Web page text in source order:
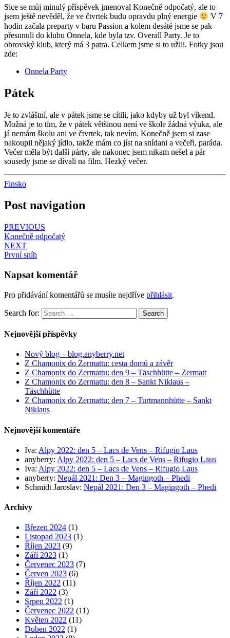
Sice se můj minulý příspěvek jmenoval Konečně odpočatý, ale to
jsem ještě nevěděl, že ve čtvrtek budu opravdu plný energie
V 7
hodin začala preparty v baru Passion a kolem desáté jsme se pak
přesunuli do klubu Onnela, kde byla tzv. Overall Party. Je to
obrovský klub, který má 3 patra. Celkem jsme si to užili. Fotky jsou
zde:
Onnela Party
Pátek
Je to zvláštní, ale v pátek jsme se cítili, jako kdyby už byl víkend.
Možná je to tím, že v pátek většinou není ve škole žádná výuka, ale
já nemám školu ani ve čtvrtek, tak nevím. Konečně jsem si zase
nakoupil nějaký jídlo, takže mám co jíst na snídani a večeři, paráda.
Večer měla být další párty, ale nakonec jsem nikam nešel a pár
sousedy jsme se dívali na film. Hezký večer.
Finsko
Post navigation
PREVIOUS
Konečně odpočatý
NEXT
První sníh
Napsat komentář
Pro přidávání komentářů se musíte nejdříve přihlásit.
Search for: Search
Nejnovější příspěvky
Nový blog – blog.anyberry.net
Z Chamonix do Zermattu: cesta domů a závěr
Z Chamonix do Zermattu: den 9 – Täschhütte – Zermatt
Z Chamonix do Zermattu: den 8 – Sankt Niklaus –
Täschhütte
Z Chamonix do Zermattu: den 7 – Turtmannhütte – Sankt
Niklaus
Nejnovější komentáře
Iva: Alpy 2022: den 5 – Lacs de Vens – Rifugio Laus
anyberry: Alpy 2022: den 5 – Lacs de Vens – Rifugio Laus
Iva: Alpy 2022: den 5 – Lacs de Vens – Rifugio Laus
anyberry: Nepál 2021: Den 3 – Magingoth – Phedi
Schmidt Jaroslav: Nepál 2021: Den 3 – Magingoth – Phedi
Archivy
Březen 2024 (1)
Listopad 2023 (1)
Říjen 2023 (9)
Září 2023 (1)
Červenec 2023 (7)
Červen 2023 (6)
Říjen 2022 (11)
Září 2022 (3)
Srpen 2022 (1)
Červenec 2022 (11)
Květen 2022 (11)
Duben 2022 (1)